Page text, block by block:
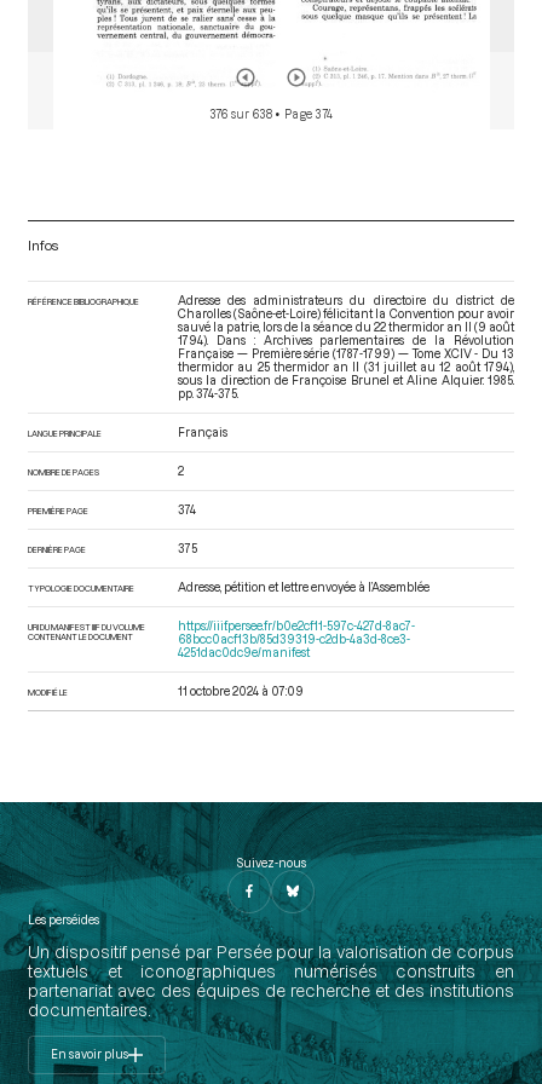
376 sur 638 • Page 374
Infos
RÉFÉRENCE BIBLIOGRAPHIQUE
Adresse des administrateurs du directoire du district de
Charolles (Saône-et-Loire) félicitant la Convention pour avoir
sauvé la patrie, lors de la séance du 22 thermidor an II (9 août
1794). Dans : Archives parlementaires de la Révolution
Française — Première série (1787-1799) — Tome XCIV - Du 13
thermidor au 25 thermidor an II (31 juillet au 12 août 1794),
sous la direction de Françoise Brunel et Aline Alquier. 1985.
pp. 374-375.
LANGUE PRINCIPALE Français
NOMBRE DE PAGES 2
PREMIÈRE PAGE 374
DERNIÈRE PAGE 375
TYPOLOGIE DOCUMENTAIRE Adresse, pétition et lettre envoyée à l’Assemblée
URI DU MANIFEST IIIF DU VOLUME
CONTENANT LE DOCUMENT
https://iiif.persee.fr/b0e2cf11-597c-427d-8ac7-
68bcc0acf13b/85d39319-c2db-4a3d-8ce3-
4251dac0dc9e/manifest
MODIFIÉ LE 11 octobre 2024 à 07:09
Suivez-nous
Les perséides
Un dispositif pensé par Persée pour la valorisation de corpus
textuels et iconographiques numérisés construits en
partenariat avec des équipes de recherche et des institutions
documentaires.
En savoir plus